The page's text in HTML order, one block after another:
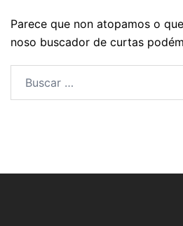
Parece que non atopamos o
noso buscador de curtas